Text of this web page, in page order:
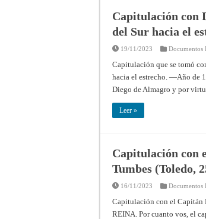
Capitulación con
del Sur hacia el
19/11/2023 Documentos
Capitulación que se tomó
hacia el estrecho. —Año de
Diego de Almagro y por
Leer »
Capitulación con
Tumbes (Toledo,
16/11/2023 Documentos
Capitulación con el Capitán
REINA. Por cuanto vos, el